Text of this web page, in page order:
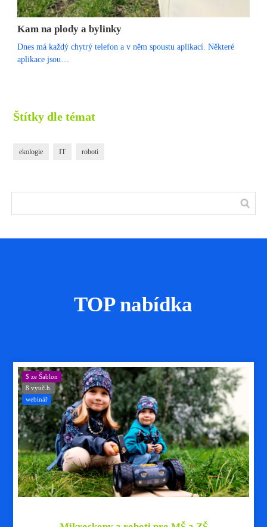
Kam na plody a bylinky
Dnes má každý chytrý telefon a v něm spoustu aplikací. Některé
aplikace jsou…
Štítky dle témat
ekologie IT roboti
TOP nabídka
$ ze Šablon
8 vyuč.h.
webinář